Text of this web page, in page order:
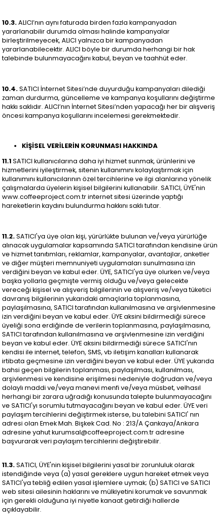
10.3.ALICI’nın aynı faturada birden fazla kampanyadan
yararlanabilir durumda olması halinde kampanyalar
birleştirilmeyecek, ALICI yalnızca bir kampanyadan
yararlanabilecektir. ALICI böyle bir durumda herhangi bir hak
talebinde bulunmayacağını kabul, beyan ve taahhüt eder.
10.4.SATICI İnternet Sitesi’nde duyurduğu kampanyaları dilediği
zaman durdurma, güncelleme ve kampanya koşullarını değiştirme
hakkı saklıdır. ALICI’nın İnternet Sitesi’nden yapacağı her bir alışveriş
öncesi kampanya koşullarını incelemesi gerekmektedir.
KİŞİSEL VERİLERİN KORUNMASI HAKKINDA
11.1SATICI kullanıcılarına daha iyi hizmet sunmak, ürünlerini ve
hizmetlerini iyileştirmek, sitenin kullanımını kolaylaştırmak için
kullanımını kullanıcılarının özel tercihlerine ve ilgi alanlarına yönelik
çalışmalarda üyelerin kişisel bilgilerini kullanabilir. SATICI, ÜYE'nin
www.coffeeproject.com.tr internet sitesi üzerinde yaptığı
hareketlerin kaydını bulundurma hakkını saklı tutar.
11.2.SATICI'ya üye olan kişi, yürürlükte bulunan ve/veya yürürlüğe
alınacak uygulamalar kapsamında SATICI tarafından kendisine ürün
ve hizmet tanıtımları, reklamlar, kampanyalar, avantajlar, anketler
ve diğer müşteri memnuniyeti uygulamaları sunulmasına izin
verdiğini beyan ve kabul eder. ÜYE, SATICI'ya üye olurken ve/veya
başka yollarla geçmişte vermiş olduğu ve/veya gelecekte
vereceği kişisel ve alışveriş bilgilerinin ve alışveriş ve/veya tüketici
davranış bilgilerinin yukarıdaki amaçlarla toplanmasına,
paylaşılmasına, SATICI tarafından kullanılmasına ve arşivlenmesine
izin verdiğini beyan ve kabul eder. ÜYE aksini bildirmediği sürece
üyeliği sona erdiğinde de verilerin toplanmasına, paylaşılmasına,
SATICI tarafından kullanılmasına ve arşivlenmesine izin verdiğini
beyan ve kabul eder. ÜYE aksini bildirmediği sürece SATICI'nın
kendisi ile internet, telefon, SMS, vb iletişim kanalları kullanarak
irtibata geçmesine izin verdiğini beyan ve kabul eder. ÜYE yukarıda
bahsi geçen bilgilerin toplanması, paylaşılması, kullanılması,
arşivlenmesi ve kendisine erişilmesi nedeniyle doğrudan ve/veya
dolaylı maddi ve/veya manevi menfi ve/veya müsbet, velhasıl
herhangi bir zarara uğradığı konusunda talepte bulunmayacağını
ve SATICI'yı sorumlu tutmayacağını beyan ve kabul eder. ÜYE veri
paylaşım tercihlerini değiştirmek isterse, bu talebini SATICI' nın
adresi olan Emek Mah. Bişkek Cad. No : 213/A Çankaya/Ankara
adresine yahutkurumsal@coffeeproject.com.tradresine
başvurarak veri paylaşım tercihlerini değiştirebilir.
11.3.SATICI, ÜYE'nin kişisel bilgilerini yasal bir zorunluluk olarak
istendiğinde veya (a) yasal gereklere uygun hareket etmek veya
SATICI'ya tebliğ edilen yasal işlemlere uymak; (b) SATICI ve SATICI
web sitesi ailesinin haklarını ve mülkiyetini korumak ve savunmak
için gerekli olduğuna iyi niyetle kanaat getirdiği hallerde
açıklayabilir.